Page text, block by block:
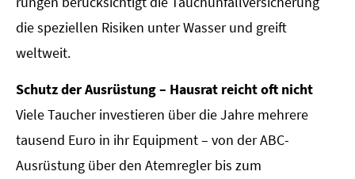
die speziellen Risiken unter Wasser und greift
weltweit.
Schutz der Ausrüstung – Hausrat reicht oft nicht
Viele Taucher investieren über die Jahre mehrere
tausend Euro in ihr Equipment – von der ABC-
Ausrüstung über den Atemregler bis zum